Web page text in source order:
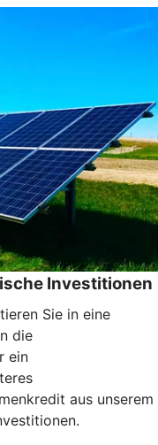
Investitionen
Sie in eine
die
ein
aus unserem